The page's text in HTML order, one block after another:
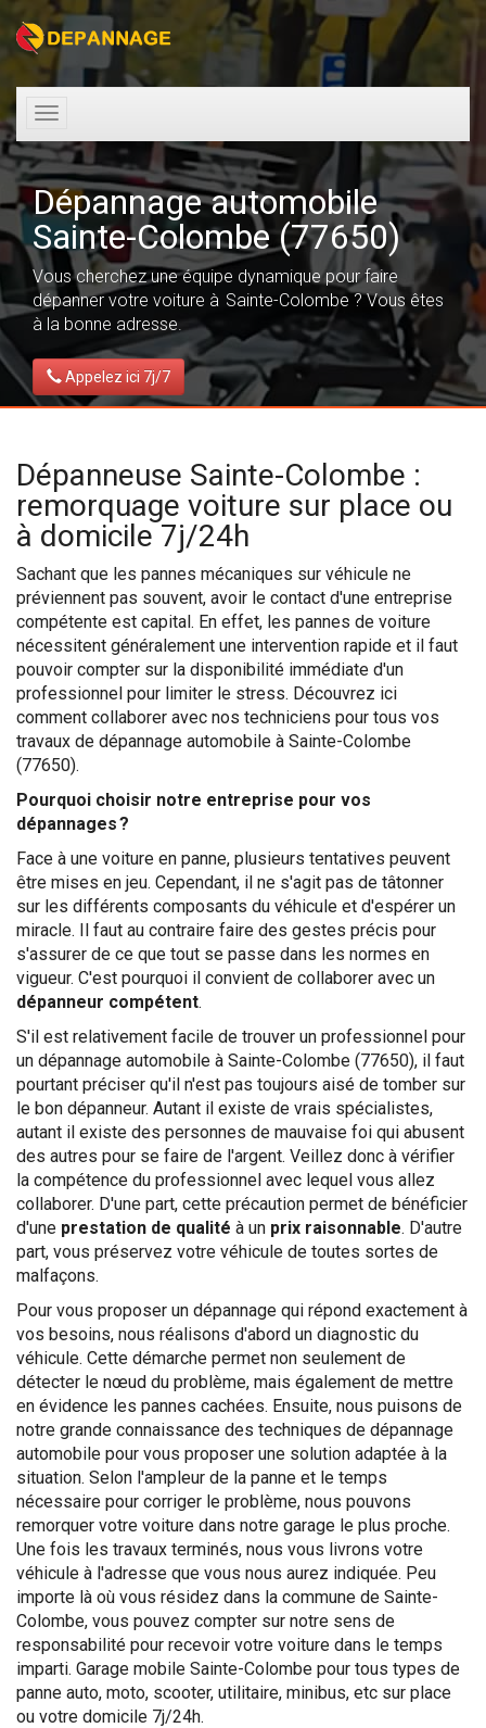
Toggle
navigation
Dépannage automobile
Sainte-Colombe (77650)
Vous cherchez une équipe dynamique pour faire
dépanner votre voiture à Sainte-Colombe ? Vous êtes
à la bonne adresse.
Appelez ici 7j/7
Dépanneuse Sainte-Colombe :
remorquage voiture sur place ou
à domicile 7j/24h
Sachant que les pannes mécaniques sur véhicule ne
préviennent pas souvent, avoir le contact d'une entreprise
compétente est capital. En effet, les pannes de voiture
nécessitent généralement une intervention rapide et il faut
pouvoir compter sur la disponibilité immédiate d'un
professionnel pour limiter le stress. Découvrez ici
comment collaborer avec nos techniciens pour tous vos
travaux de dépannage automobile à Sainte-Colombe
(77650).
Pourquoi choisir notre entreprise pour vos
dépannages ?
Face à une voiture en panne, plusieurs tentatives peuvent
être mises en jeu. Cependant, il ne s'agit pas de tâtonner
sur les différents composants du véhicule et d'espérer un
miracle. Il faut au contraire faire des gestes précis pour
s'assurer de ce que tout se passe dans les normes en
vigueur. C'est pourquoi il convient de collaborer avec un
dépanneur compétent.
S'il est relativement facile de trouver un professionnel pour
un dépannage automobile à Sainte-Colombe (77650), il faut
pourtant préciser qu'il n'est pas toujours aisé de tomber sur
le bon dépanneur. Autant il existe de vrais spécialistes,
autant il existe des personnes de mauvaise foi qui abusent
des autres pour se faire de l'argent. Veillez donc à vérifier
la compétence du professionnel avec lequel vous allez
collaborer. D'une part, cette précaution permet de bénéficier
d'une prestation de qualité à un prix raisonnable. D'autre
part, vous préservez votre véhicule de toutes sortes de
malfaçons.
Pour vous proposer un dépannage qui répond exactement à
vos besoins, nous réalisons d'abord un diagnostic du
véhicule. Cette démarche permet non seulement de
détecter le nœud du problème, mais également de mettre
en évidence les pannes cachées. Ensuite, nous puisons de
notre grande connaissance des techniques de dépannage
automobile pour vous proposer une solution adaptée à la
situation. Selon l'ampleur de la panne et le temps
nécessaire pour corriger le problème, nous pouvons
remorquer votre voiture dans notre garage le plus proche.
Une fois les travaux terminés, nous vous livrons votre
véhicule à l'adresse que vous nous aurez indiquée. Peu
importe là où vous résidez dans la commune de Sainte-
Colombe, vous pouvez compter sur notre sens de
responsabilité pour recevoir votre voiture dans le temps
imparti. Garage mobile Sainte-Colombe pour tous types de
panne auto, moto, scooter, utilitaire, minibus, etc sur place
ou votre domicile 7j/24h.